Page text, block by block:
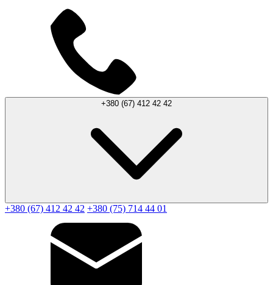
+380 (67) 412 42 42
+380 (67) 412 42 42 +380 (75) 714 44 01